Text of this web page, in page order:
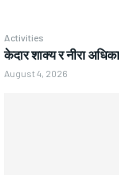
Activities
केदार शाक्य र नीरा
August 4, 2026